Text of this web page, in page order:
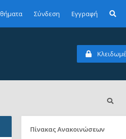
Σύνδεση Εγγραφή
Πίνακας Ανακοινώσεων